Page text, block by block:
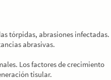
tórpidas, abrasiones infectadas.
abrasivas.
Los factores de crecimiento
tisular.